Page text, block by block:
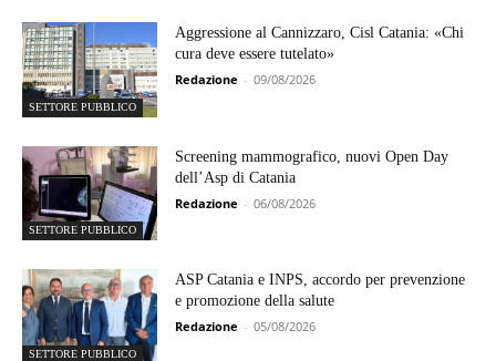
SETTORE PUBBLICO
Aggressione al Cannizzaro, Cisl Catania: «Chi
cura deve essere tutelato»
Redazione - 09/08/2026
SETTORE PUBBLICO
Screening mammografico, nuovi Open Day
dell’Asp di Catania
Redazione - 06/08/2026
SETTORE PUBBLICO
ASP Catania e INPS, accordo per prevenzione
e promozione della salute
Redazione - 05/08/2026